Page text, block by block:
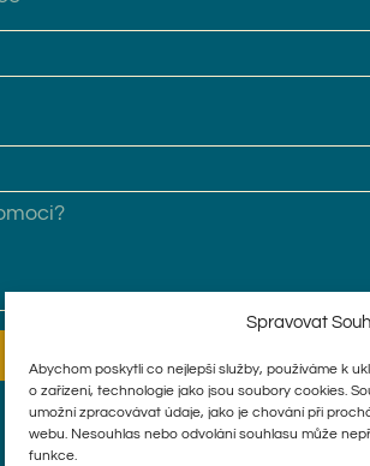
Spravovat
Abychom poskytli co nejlepší služby, používáme k
o zařízení, technologie jako jsou soubory cookies.
umožní zpracovávat údaje, jako je chování při
webu. Nesouhlas nebo odvolání souhlasu může
funkce.